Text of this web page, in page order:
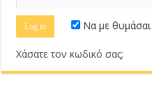
Να με θυμάσαι
Χάσατε τον κωδικό σας;